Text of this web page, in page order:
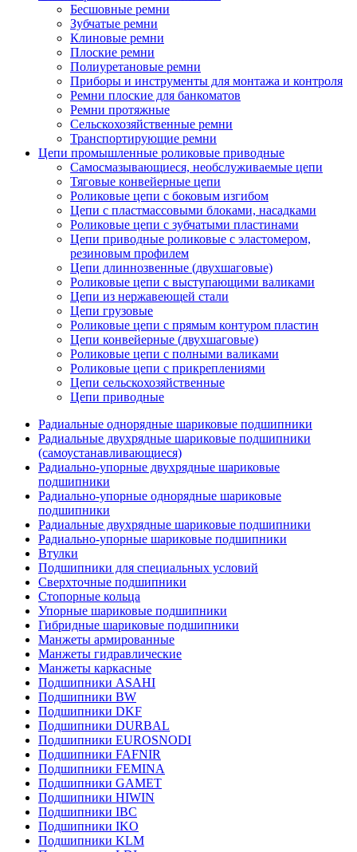
Бесшовные ремни
Зубчатые ремни
Клиновые ремни
Плоские ремни
Полиуретановые ремни
Приборы и инструменты для монтажа и контроля
Ремни плоские для банкоматов
Ремни протяжные
Сельскохозяйственные ремни
Транспортирующие ремни
Цепи промышленные роликовые приводные
Самосмазывающиеся, необслуживаемые цепи
Тяговые конвейерные цепи
Роликовые цепи с боковым изгибом
Цепи с пластмассовыми блоками, насадками
Роликовые цепи с зубчатыми пластинами
Цепи приводные роликовые с эластомером,
резиновым профилем
Цепи длиннозвенные (двухшаговые)
Роликовые цепи с выступающими валиками
Цепи из нержавеющей стали
Цепи грузовые
Роликовые цепи с прямым контуром пластин
Цепи конвейерные (двухшаговые)
Роликовые цепи с полными валиками
Роликовые цепи с прикреплениями
Цепи сельскохозяйственные
Цепи приводные
Радиальные однорядные шариковые подшипники
Радиальные двухрядные шариковые подшипники
(самоустанавливающиеся)
Радиально-упорные двухрядные шариковые
подшипники
Радиально-упорные однорядные шариковые
подшипники
Радиальные двухрядные шариковые подшипники
Радиально-упорные шариковые подшипники
Втулки
Подшипники для специальных условий
Сверхточные подшипники
Стопорные кольца
Упорные шариковые подшипники
Гибридные шариковые подшипники
Манжеты армированные
Манжеты гидравлические
Манжеты каркасные
Подшипники ASAHI
Подшипники BW
Подшипники DKF
Подшипники DURBAL
Подшипники EUROSNODI
Подшипники FAFNIR
Подшипники FEMINA
Подшипники GAMET
Подшипники HIWIN
Подшипники IBC
Подшипники IKO
Подшипники KLM